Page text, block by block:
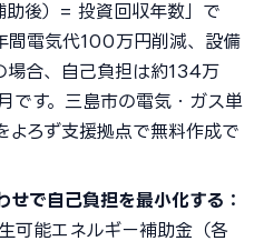
後）= 投資回収年数」で
間電気代100万円削減、設備
合、自己負担は約134万
です。三島市の電気・ガス単
よろず支援拠点で無料作成で
で自己負担を最小化する：
可能エネルギー補助金（各